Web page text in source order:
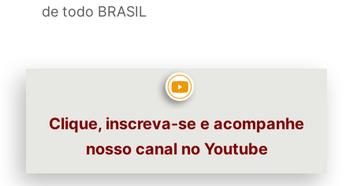
de todo BRASIL
Clique, inscreva-se e acompanhe
nosso canal no Youtube